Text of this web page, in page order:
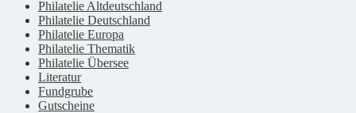
Philatelie Altdeutschland
Philatelie Deutschland
Philatelie Europa
Philatelie Thematik
Philatelie Übersee
Literatur
Fundgrube
Gutscheine